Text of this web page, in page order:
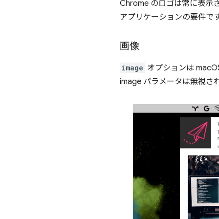
Chrome のロゴは常に表示
アプリケーションの要件で
画像
image オプションは
image パラメータは無視さ